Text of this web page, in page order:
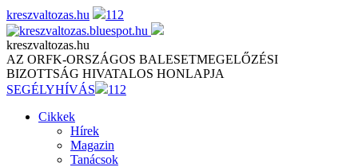
Skip
to
content
kreszvaltozas.hu 112
kreszvaltozas.hu
AZ ORFK-ORSZÁGOS BALESETMEGELŐZÉSI
BIZOTTSÁG HIVATALOS HONLAPJA
SEGÉLYHÍVÁS
112
Cikkek
Hírek
Magazin
Tanácsok